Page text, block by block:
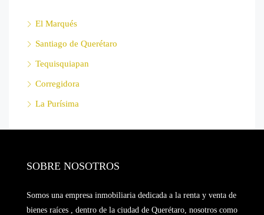
El Marqués
Santiago de Querétaro
Tequisquiapan
Corregidora
La Purísima
SOBRE NOSOTROS
Somos una empresa inmobiliaria dedicada a la renta y venta de
bienes raíces , dentro de la ciudad de Querétaro, nosotros como